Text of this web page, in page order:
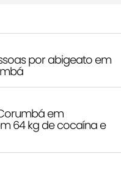
por abigeato em
em
64 kg de cocaína e